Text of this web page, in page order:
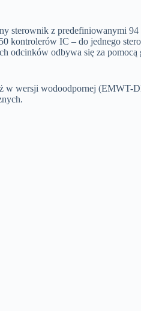
sterownik z predefiniowanymi
kontrolerów IC – do jednego
odcinków odbywa się za pomocą
w wersji wodoodpornej (EMWT-